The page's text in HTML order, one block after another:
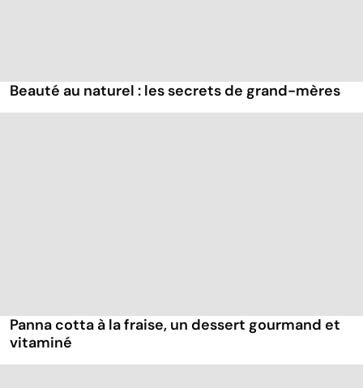
Beauté au naturel : les secrets de grand-mères
Panna cotta à la fraise, un dessert gourmand et
vitaminé